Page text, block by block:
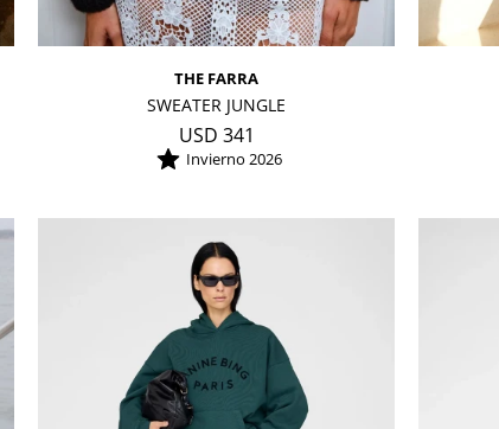
THE FARRA
SWEATER JUNGLE
USD 341
Invierno 2026